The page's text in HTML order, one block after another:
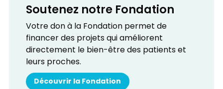
Soutenez notre Fondation
Votre don à la Fondation permet de
financer des projets qui améliorent
directement le bien-être des patients et
leurs proches.
Découvrir la Fondation